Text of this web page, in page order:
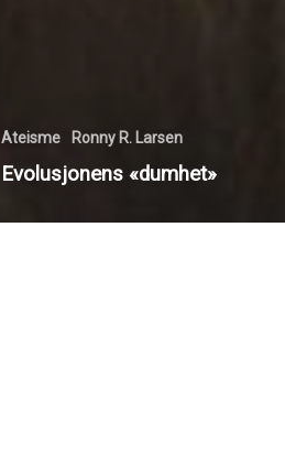
Ateisme Ronny R. Larsen
Evolusjonens «dumhet»